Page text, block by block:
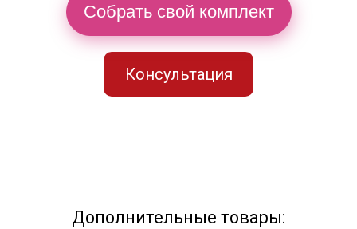
Собрать свой комплект
Консультация
Дополнительные товары: